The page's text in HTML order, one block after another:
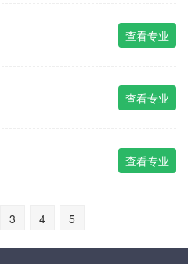
查看专业
查看专业
查看专业
3 4 5